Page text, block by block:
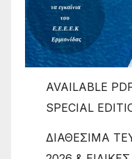
AVAILABLE
SPECIAL
ΔΙΑΘΕΣΙΜΑ